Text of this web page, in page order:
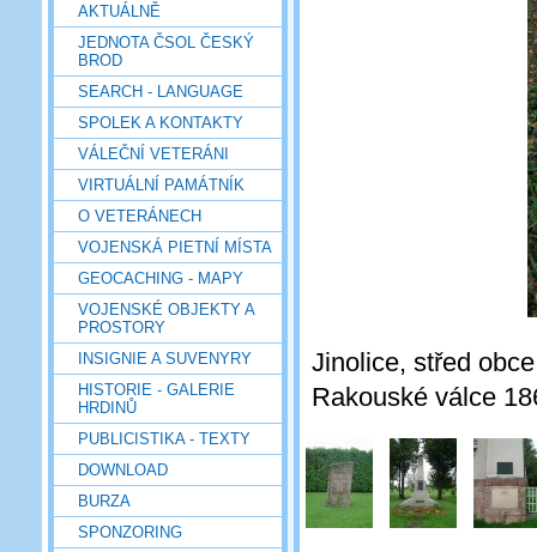
AKTUÁLNĚ
JEDNOTA ČSOL ČESKÝ
BROD
SEARCH - LANGUAGE
SPOLEK A KONTAKTY
VÁLEČNÍ VETERÁNI
VIRTUÁLNÍ PAMÁTNÍK
O VETERÁNECH
VOJENSKÁ PIETNÍ MÍSTA
GEOCACHING - MAPY
VOJENSKÉ OBJEKTY A
PROSTORY
INSIGNIE A SUVENYRY
HISTORIE - GALERIE
HRDINŮ
PUBLICISTIKA - TEXTY
DOWNLOAD
BURZA
SPONZORING
Jinolice, střed
Rakouské válce